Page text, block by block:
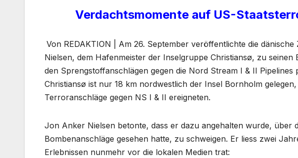
Verdachtsmomente auf US-
Von REDAKTION | Am 26. September veröffentlichte die dänische
Nielsen, dem Hafenmeister der Inselgruppe Christiansø, zu
den Sprengstoffanschlägen gegen die Nord Stream I & II
Christiansø ist nur 18 km nordwestlich der Insel Bornholm
Terroranschläge gegen NS I & II ereigneten.
Jon Anker Nielsen betonte, dass er dazu angehalten wurde, über
Bombenanschläge gesehen hatte, zu schweigen. Er liess zwei
Erlebnissen nunmehr vor die lokalen Medien trat: